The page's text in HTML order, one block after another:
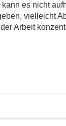
es nicht
vielleicht
Arbeit